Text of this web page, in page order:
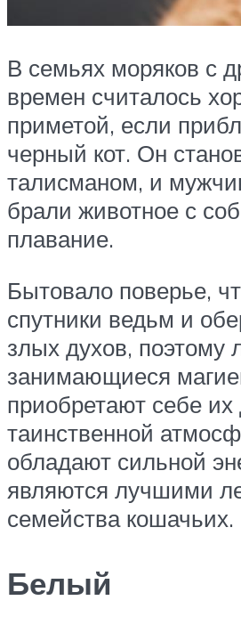
В семьях моряков с
времен считалось
приметой, если
черный кот. Он
талисманом, и
брали животное с
плавание.
Бытовало поверье,
спутники ведьм и
злых духов, поэтому
занимающиеся
приобретают себе их
таинственной
обладают сильной
являются лучшими
семейства кошачьих.
Белый